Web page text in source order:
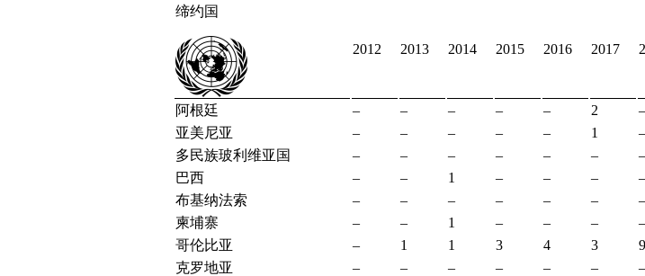
缔约国
2012 2013 2014 2015 2016 2017
阿根廷 – – – – – 2 –
亚美尼亚
– – – – – 1 –
多民族玻利维亚国
– – – – – – –
巴西
– – 1 – – – –
布基纳法索
– – – – – – –
柬埔寨
– – 1 – – – –
哥伦比亚
– 1 1 3 4 3 9
克罗地亚
– – – – – – –